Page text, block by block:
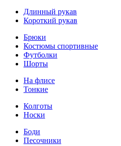
Длинный рукав
Короткий рукав
Брюки
Костюмы спортивные
Футболки
Шорты
На флисе
Тонкие
Колготы
Носки
Боди
Песочники